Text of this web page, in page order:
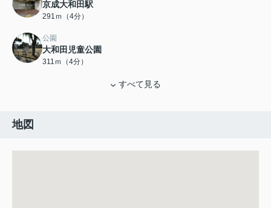
京成大和田駅
291ｍ（4分）
公園
大和田児童公園
311ｍ（4分）
すべて見る
地図